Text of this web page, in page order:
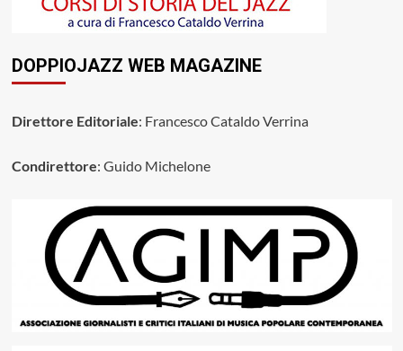
DOPPIOJAZZ WEB MAGAZINE
Direttore Editoriale: Francesco Cataldo Verrina
Condirettore: Guido Michelone